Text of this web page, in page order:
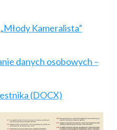
Kameralista”
danych osobowych –
(DOCX)